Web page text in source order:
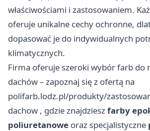
właściwościami i zastosowaniem.
oferuje unikalne cechy ochronne,
dopasować je do indywidualnych
klimatycznych.
Firma oferuje szeroki wybór farb do
dachów – zapoznaj się z ofertą na
polifarb.lodz.pl/produkty/
dachow , gdzie znajdzieszfarby
poliuretanowe oraz specjalistyczne